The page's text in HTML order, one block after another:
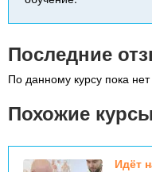
Последние
По данному курсу пока нет
Похожие курсы
Идёт